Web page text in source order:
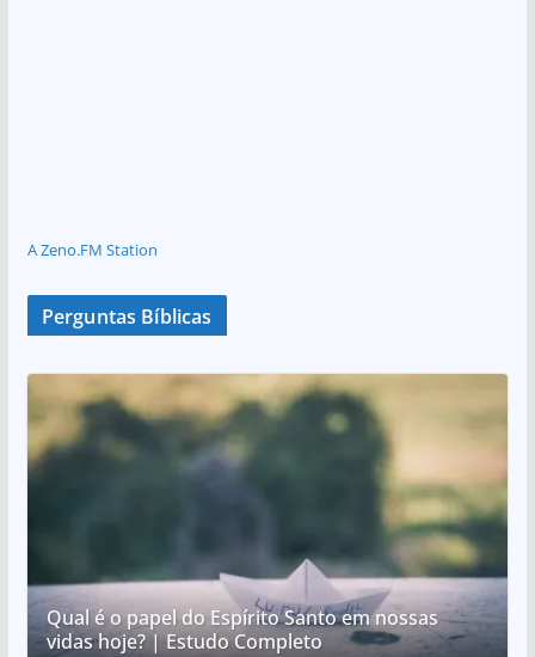
A Zeno.FM Station
Perguntas Bíblicas
Qual é o papel do Espírito Santo em nossas
vidas hoje? | Estudo Completo